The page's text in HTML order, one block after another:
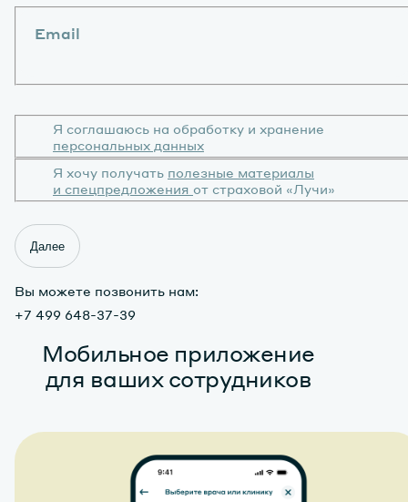
Email
Я соглашаюсь на обработку и хранение
персональных данных
Я хочу получать полезные материалы
и спецпредложения от страховой «Лучи»
Далее
Вы можете позвонить нам:
+7 499 648-37-39
Мобильное приложение
для ваших сотрудников